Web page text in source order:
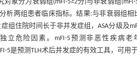
对象分为衰弱组(mFI-5≥2分)与非衰弱组
析两组患者临床指标。结果:与非衰弱组
组住院时间长于非并发症组，ASA分级及
立危险因素。mFI-5预测非恶性疾病老
5是预测TLH术后并发症的有效工具，可